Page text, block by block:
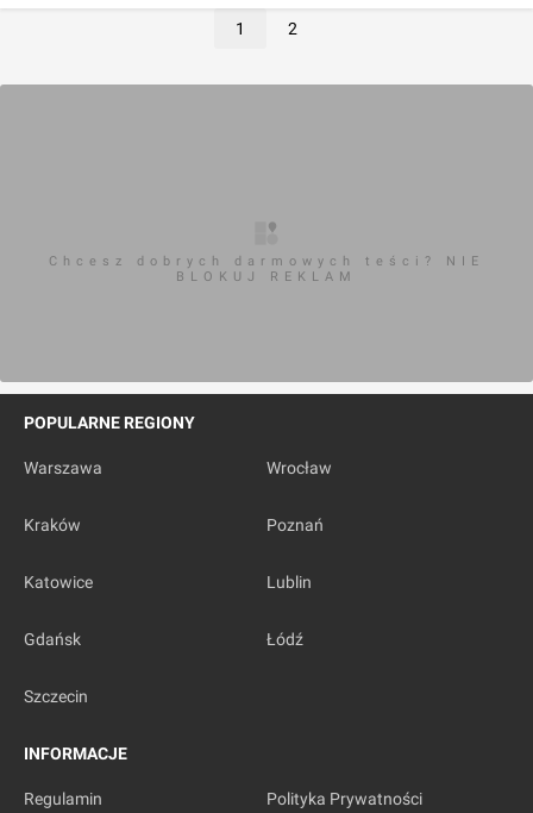
1 2
Chcesz dobrych darmowych teści? NIE
BLOKUJ REKLAM
POPULARNE REGIONY
Warszawa Wrocław
Kraków Poznań
Katowice Lublin
Gdańsk Łódź
Szczecin
INFORMACJE
Regulamin Polityka Prywatności